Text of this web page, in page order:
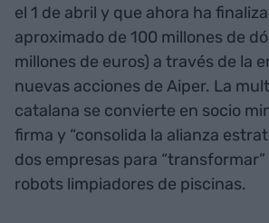
el 1 de abril y que ahora ha
aproximado de 100 millones de
millones de euros) a través de la
nuevas acciones de Aiper. La
catalana se convierte en socio
firma y “consolida la alianza
dos empresas para
robots limpiadores de piscinas.